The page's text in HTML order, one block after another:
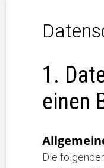
1.
einen
Die